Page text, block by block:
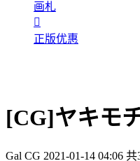
画札

正版优惠
[CG]ヤキモ
Gal CG 2021-01-14 04:06 共